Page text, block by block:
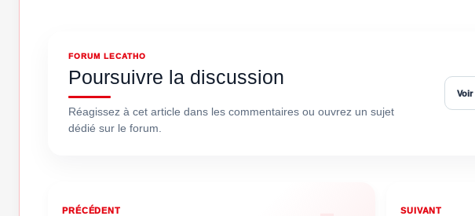
FORUM LECATHO
Poursuivre la discussion
Réagissez à cet article dans les commentaires ou ouvrez un sujet
dédié sur le forum.
Voir
PRÉCÉDENT SUIVANT